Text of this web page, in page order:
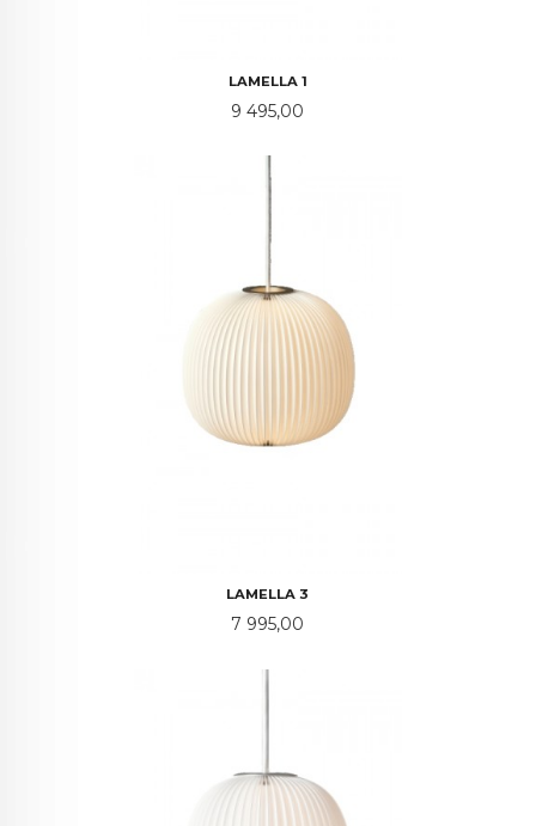
LAMELLA 1
Pris
9 495,00
LAMELLA 3
Pris
7 995,00